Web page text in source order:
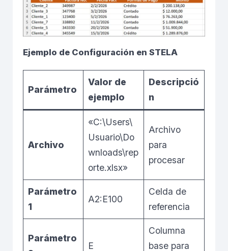
Ejemplo de Configuración en STELA
Parámetro
Valor de
ejemplo
Descripció
n
Archivo
«C:\Users\
Usuario\Do
wnloads\rep
orte.xlsx»
Archivo
para
procesar
Parámetro
1
A2:E100
Celda de
referencia
Parámetro
E
Columna
base para